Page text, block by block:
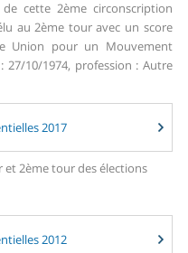
de cette 2ème circonscription
au 2ème tour avec un score
Union pour un Mouvement
27/10/1974, profession : Autre
2017
et 2ème tour des élections
2012